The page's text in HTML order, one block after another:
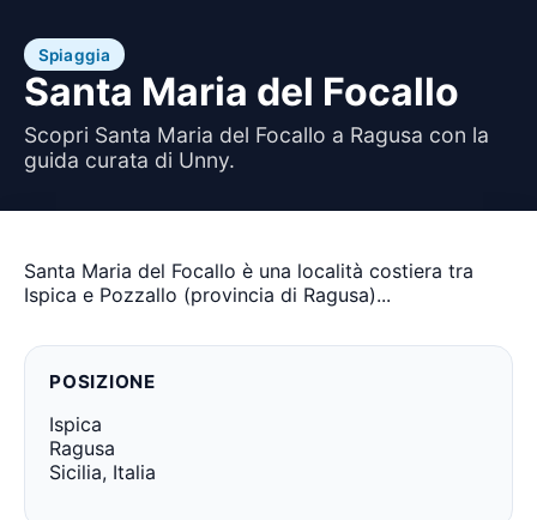
Spiaggia
Santa Maria del Focallo
Scopri Santa Maria del Focallo a Ragusa con la
guida curata di Unny.
Santa Maria del Focallo è una località costiera tra
Ispica e Pozzallo (provincia di Ragusa)...
POSIZIONE
Ispica
Ragusa
Sicilia, Italia